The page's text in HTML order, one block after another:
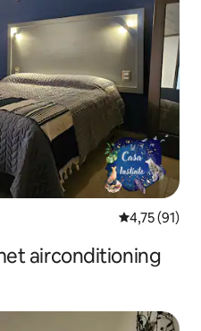
Gemiddelde
4,75 (91)
airconditioning